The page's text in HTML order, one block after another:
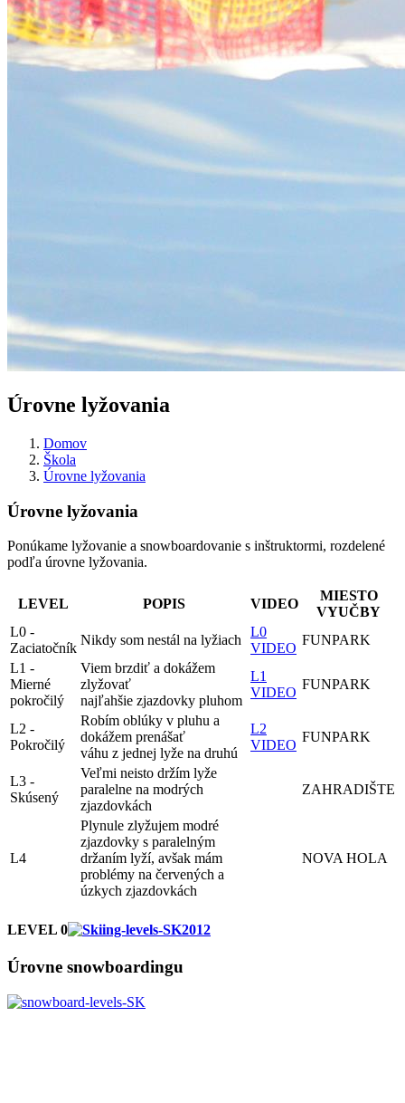
Úrovne lyžovania
Domov
Škola
Úrovne lyžovania
Úrovne lyžovania
Ponúkame lyžovanie a snowboardovanie s inštruktormi, rozdelené
podľa úrovne lyžovania.
LEVEL POPIS VIDEO
MIESTO
VYUČBY
L0 -
Zaciatočník
Nikdy som nestál na lyžiach
L0
VIDEO
FUNPARK
L1 -
Mierné
pokročilý
Viem brzdiť a dokážem
zlyžovať
najľahšie zjazdovky pluhom
L1
VIDEO
FUNPARK
L2 -
Pokročilý
Robím oblúky v pluhu a
dokážem prenášať
váhu z jednej lyže na druhú
L2
VIDEO
FUNPARK
L3 -
Skúsený
Veľmi neisto držím lyže
paralelne na modrých
zjazdovkách
ZAHRADIŠTE
L4
Plynule zlyžujem modré
zjazdovky s paralelným
držaním lyží, avšak mám
problémy na červených a
úzkych zjazdovkách
NOVA HOLA
LEVEL 0
Úrovne snowboardingu